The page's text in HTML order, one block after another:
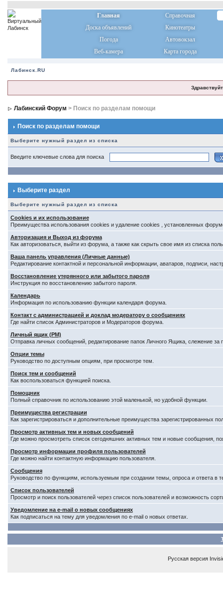
Главная
Справочная
Доска объявлений
Кинотеатры
Погода
Автовокзал
Веб-камера
Карта города
Лабинск.RU
Лабинский Форум > Поиск по разделам помощи
Поиск по разделам помощи
Выберите нужный раздел из списка
Введите ключевые слова для поиска
Выберите раздел
Выберите нужный раздел из списка
Cookies и их использование
Преимущества использования cookies и удаление cookies , установленных
Авторизация и Выход из форума
Как авторизоваться, выйти из форума, а также как скрыть свое имя из списка
Ваша панель управления (Личные данные)
Редактирование контактной и персональной информации, аватаров, подписи,
Восстановление утерянного или забытого пароля
Инструкция по восстановлению забытого пароля.
Календарь
Информация по использованию функции календаря форума.
Контакт с администрацией и доклад модератору о сообщениях
Где найти список Администраторов и Модераторов форума.
Личный ящик (PM)
Отправка личных сообщений, редактирование папок Личного Ящика, слежение
Опции темы
Руководство по доступным опциям, при просмотре тем.
Поиск тем и сообщений
Как воспользоваться функцией поиска.
Помощник
Полный справочник по использованию этой маленькой, но удобной функции.
Преимущества регистрации
Как зарегистрироваться и дополнительные преимущества зарегистрированных
Просмотр активных тем и новых сообщений
Где можно просмотреть список сегодняшних активных тем и новые сообщения,
Просмотр информации профиля пользователей
Где можно найти контактную информацию пользователя.
Сообщения
Руководство по функциям, используемым при создании темы, опроса и ответа в
Список пользователей
Просмотр и поиск пользователей через список пользователей и возможность
Уведомление на e-mail о новых сообщениях
Как подписаться на тему для уведомления по e-mail о новых ответах.
Русская версия